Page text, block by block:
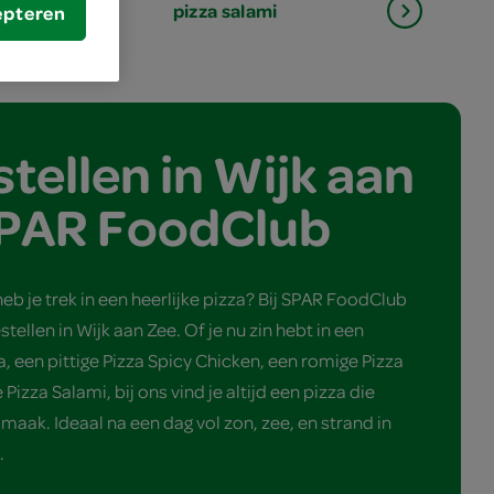
pizza salami
in Wijk aan
FoodClub
je trek in een heerlijke pizza? Bij SPAR FoodClub
in Wijk aan Zee. Of je nu zin hebt in een
een pittige Pizza Spicy Chicken, een romige Pizza
Salami, bij ons vind je altijd een pizza die
Ideaal na een dag vol zon, zee, en strand in